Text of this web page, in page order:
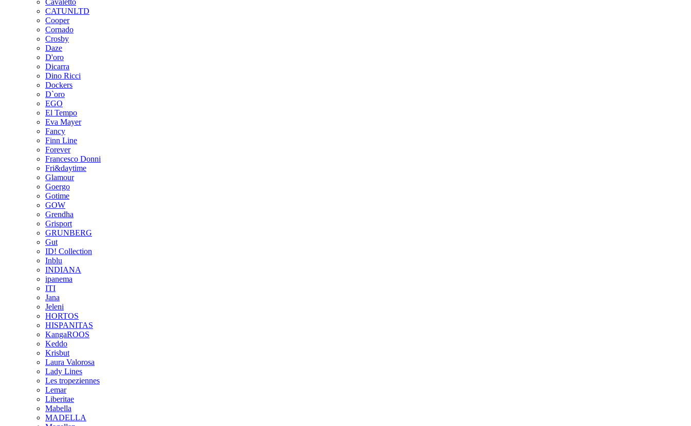
Cavaletto
CATUNLTD
Cooper
Cornado
Crosby
Daze
D'oro
Dicarra
Dino Ricci
Dockers
D`oro
EGO
El Tempo
Eva Mayer
Fancy
Finn Line
Forever
Francesco Donni
Fri&daytime
Glamour
Goergo
Gotime
GOW
Grendha
Grisport
GRUNBERG
Gut
ID! Collection
Inblu
INDIANA
ipanema
ITI
Jana
Jeleni
HORTOS
HISPANITAS
KangaROOS
Keddo
Krisbut
Laura Valorosa
Lady Lines
Les tropeziennes
Lemar
Liberitae
Mabella
MADELLA